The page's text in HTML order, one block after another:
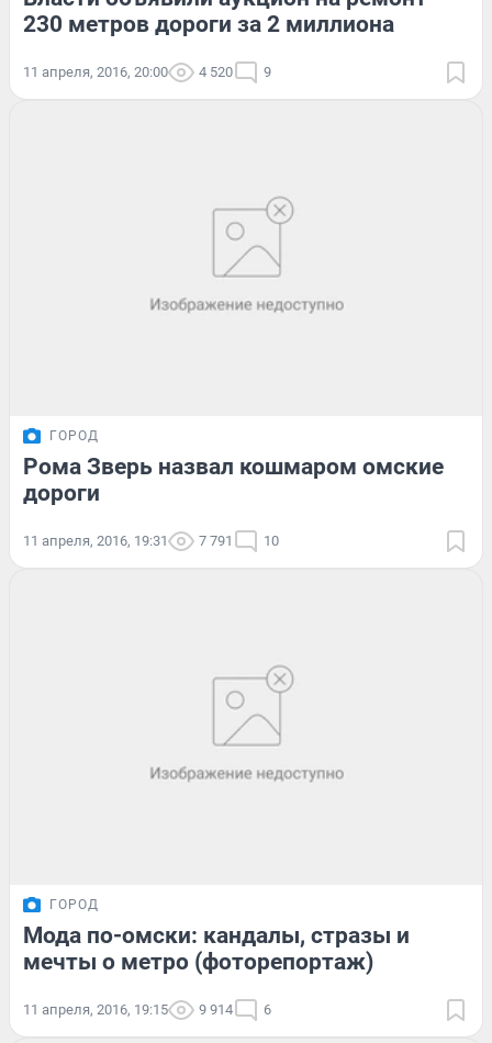
230 метров дороги за 2 миллиона
11 апреля, 2016, 20:00 4 520 9
ГОРОД
Рома Зверь назвал кошмаром омские
дороги
11 апреля, 2016, 19:31 7 791 10
ГОРОД
Мода по-омски: кандалы, стразы и
мечты о метро (фоторепортаж)
11 апреля, 2016, 19:15 9 914 6